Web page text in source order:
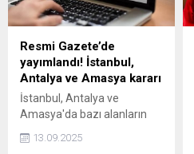
Resmi Gazete’de
yayımlandı! İstanbul,
Antalya ve Amasya kararı
İstanbul, Antalya ve
Amasya'da bazı alanların
teknoloji geliştirme bölgesi
olarak ilan edilmesi
13.09.2025